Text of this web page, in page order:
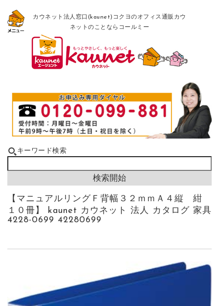
カウネット法人窓口(kaunet)コクヨのオフィス通販カウ
ネットのことならコールミー
キーワード検索
【マニュアルリングＦ背幅３２ｍｍＡ４縦 紺
１０冊】 kaunet カウネット 法人 カタログ 家具
4228-0699 42280699